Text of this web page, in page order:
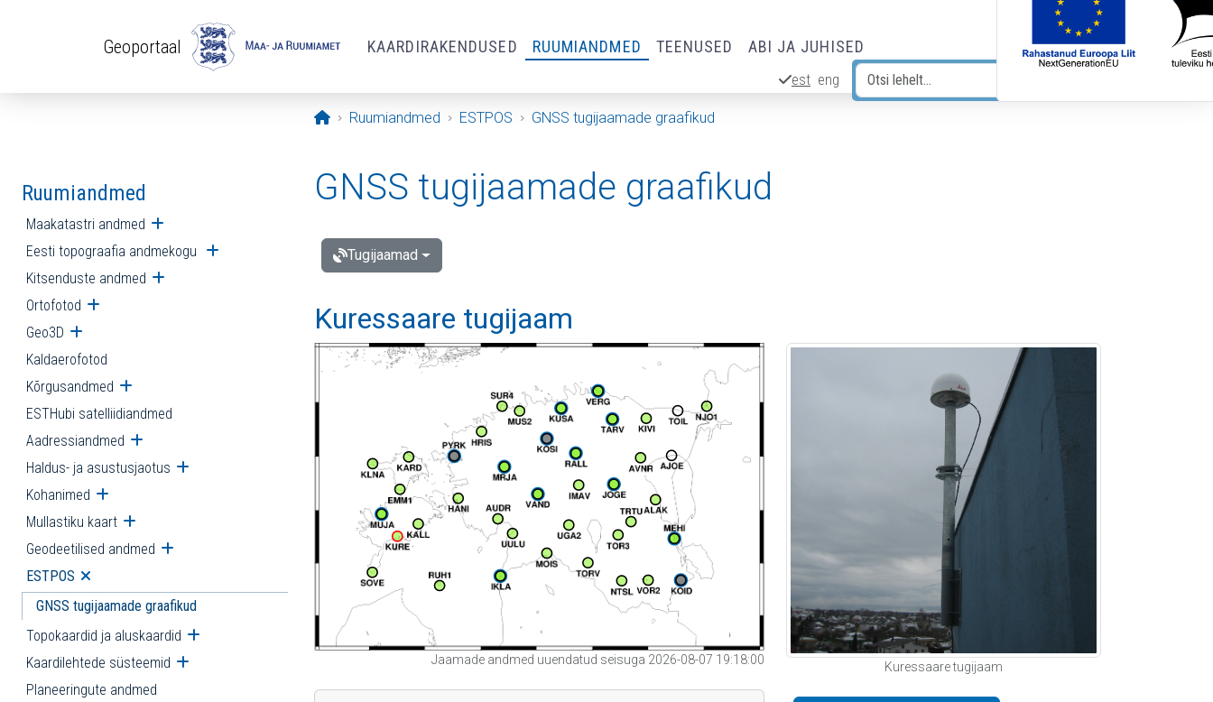
Geoportaal KAARDIRAKENDUSED RUUMIANDMED TEENUSED ABI JA JUHISED
est eng
Avaleht
Ruumiandmed ESTPOS GNSS tugijaamade graafikud
Ruumiandmed
Maakatastri andmed Ava alammenüü
Eesti topograafia andmekogu Ava alammenüü
Kitsenduste andmed Ava alammenüü
Ortofotod Ava alammenüü
Geo3D Ava alammenüü
Kaldaerofotod
Kõrgusandmed Ava alammenüü
ESTHubi satelliidiandmed
Aadressiandmed Ava alammenüü
Haldus- ja asustusjaotus Ava alammenüü
Kohanimed Ava alammenüü
Mullastiku kaart Ava alammenüü
Geodeetilised andmed Ava alammenüü
ESTPOS Ava alammenüü
GNSS tugijaamade graafikud
Topokaardid ja aluskaardid Ava alammenüü
Kaardilehtede süsteemid Ava alammenüü
Planeeringute andmed
GNSS tugijaamade graafikud
Tugijaamad
Kuressaare tugijaam
Jaamade andmed uuendatud seisuga 2026-08-07 19:18:00
Kuressaare tugijaam